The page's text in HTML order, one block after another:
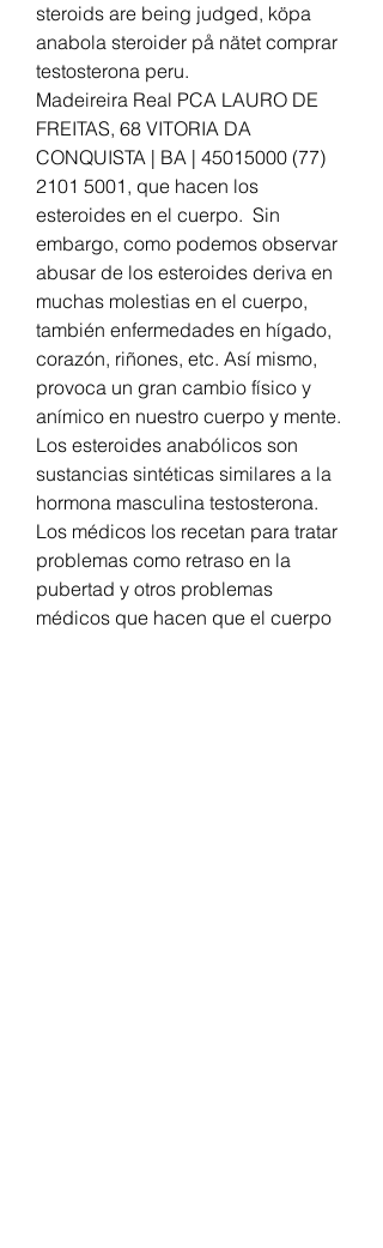
steroids are being judged, köpa
anabola steroider på nätet comprar
testosterona peru.
Madeireira Real PCA LAURO DE
FREITAS, 68 VITORIA DA
CONQUISTA | BA | 45015000 (77)
2101 5001, que hacen los
esteroides en el cuerpo.  Sin
embargo, como podemos observar
abusar de los esteroides deriva en
muchas molestias en el cuerpo,
también enfermedades en hígado,
corazón, riñones, etc. Así mismo,
provoca un gran cambio físico y
anímico en nuestro cuerpo y mente.
Los esteroides anabólicos son
sustancias sintéticas similares a la
hormona masculina testosterona.
Los médicos los recetan para tratar
problemas como retraso en la
pubertad y otros problemas
médicos que hacen que el cuerpo